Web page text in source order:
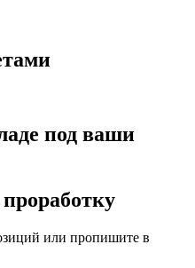
под ваши
или пропишите в